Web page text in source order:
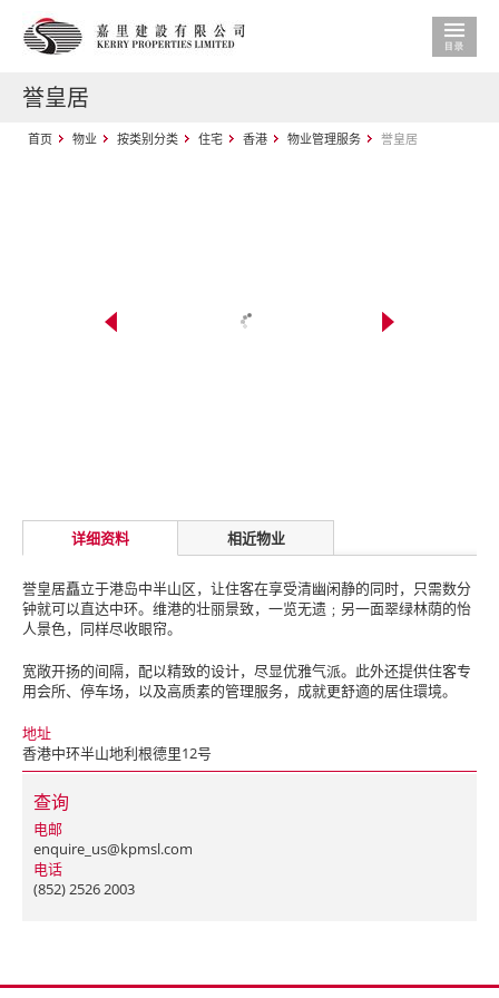
誉皇居
首页 物业 按类别分类 住宅 香港 物业管理服务 誉皇居
详细资料 相近物业
誉皇居矗立于港岛中半山区，让住客在享受清幽闲静的同时，只需数分
钟就可以直达中环。维港的壮丽景致，一览无遗﹔另一面翠绿林荫的怡
人景色，同样尽收眼帘。
宽敞开扬的间隔，配以精致的设计，尽显优雅气派。此外还提供住客专
用会所、停车场，以及高质素的管理服务，成就更舒適的居住環境。
地址
香港中环半山地利根德里12号
查询
电邮
enquire_us@kpmsl.com
电话
(852) 2526 2003